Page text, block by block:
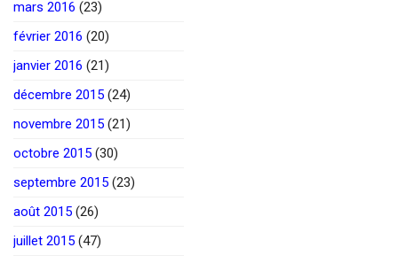
mars 2016 (23)
février 2016 (20)
janvier 2016 (21)
décembre 2015 (24)
novembre 2015 (21)
octobre 2015 (30)
septembre 2015 (23)
août 2015 (26)
juillet 2015 (47)